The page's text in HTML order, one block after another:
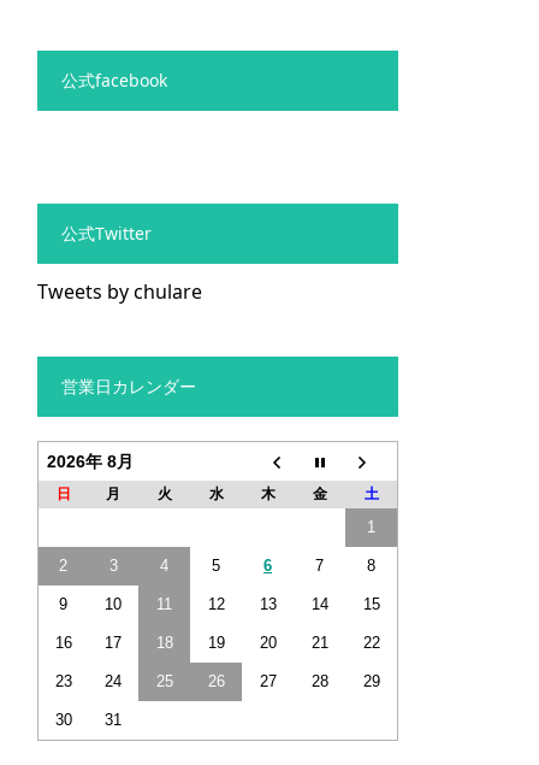
公式facebook
公式Twitter
Tweets by chulare
営業日カレンダー
2026年 8月
日 月 火 水 木 金 土
1
2 3 4 5 6 7 8
9 10 11 12 13 14 15
16 17 18 19 20 21 22
23 24 25 26 27 28 29
30 31